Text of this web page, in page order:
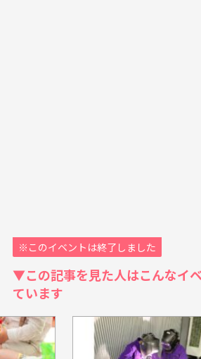
※このイベントは終了しました
▼この記事を見た人はこんなイ
ています